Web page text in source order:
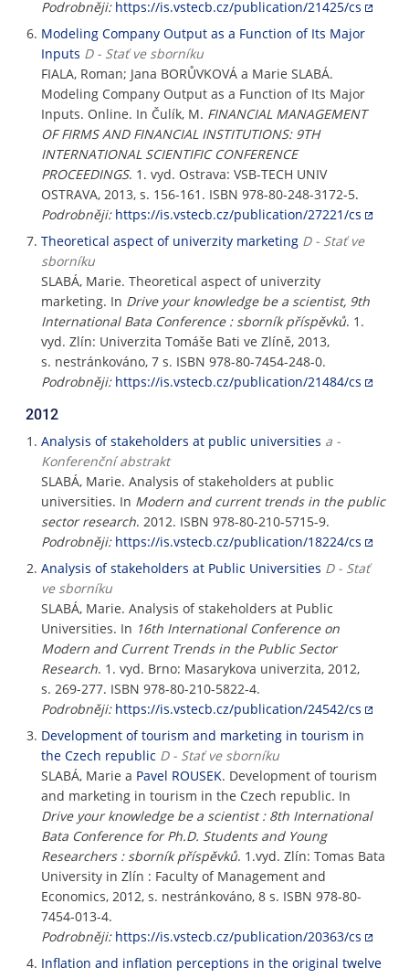
Podrobněji: https://is.vstecb.cz/publication/21425/cs
Modeling Company Output as a Function of Its Major
Inputs D - Stať ve sborníku
FIALA, Roman; Jana BORŮVKOVÁ a Marie SLABÁ.
Modeling Company Output as a Function of Its Major
Inputs. Online. In Čulík, M. FINANCIAL MANAGEMENT
OF FIRMS AND FINANCIAL INSTITUTIONS: 9TH
INTERNATIONAL SCIENTIFIC CONFERENCE
PROCEEDINGS. 1. vyd. Ostrava: VSB-TECH UNIV
OSTRAVA, 2013, s. 156-161. ISBN 978-80-248-3172-5.
Podrobněji: https://is.vstecb.cz/publication/27221/cs
Theoretical aspect of univerzity marketing D - Stať ve
sborníku
SLABÁ, Marie. Theoretical aspect of univerzity
marketing. In Drive your knowledge be a scientist, 9th
International Bata Conference : sborník příspěvků. 1.
vyd. Zlín: Univerzita Tomáše Bati ve Zlíně, 2013,
s. nestránkováno, 7 s. ISBN 978-80-7454-248-0.
Podrobněji: https://is.vstecb.cz/publication/21484/cs
2012
Analysis of stakeholders at public universities a -
Konferenční abstrakt
SLABÁ, Marie. Analysis of stakeholders at public
universities. In Modern and current trends in the public
sector research. 2012. ISBN 978-80-210-5715-9.
Podrobněji: https://is.vstecb.cz/publication/18224/cs
Analysis of stakeholders at Public Universities D - Stať
ve sborníku
SLABÁ, Marie. Analysis of stakeholders at Public
Universities. In 16th International Conference on
Modern and Current Trends in the Public Sector
Research. 1. vyd. Brno: Masarykova univerzita, 2012,
s. 269-277. ISBN 978-80-210-5822-4.
Podrobněji: https://is.vstecb.cz/publication/24542/cs
Development of tourism and marketing in tourism in
the Czech republic D - Stať ve sborníku
SLABÁ, Marie a Pavel ROUSEK. Development of tourism
and marketing in tourism in the Czech republic. In
Drive your knowledge be a scientist : 8th International
Bata Conference for Ph.D. Students and Young
Researchers : sborník příspěvků. 1.vyd. Zlín: Tomas Bata
University in Zlín : Faculty of Management and
Economics, 2012, s. nestránkováno, 8 s. ISBN 978-80-
7454-013-4.
Podrobněji: https://is.vstecb.cz/publication/20363/cs
Inflation and inflation perceptions in the original twelve